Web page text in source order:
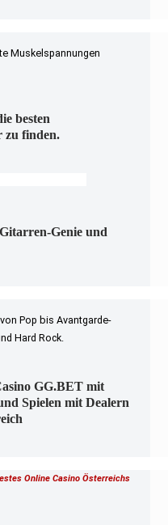
Muskelspannungen
besten
zu finden.
Genie und
Pop bis Avantgarde-
Hard Rock.
GG.BET mit
Spielen mit Dealern
Online Casino Österreichs